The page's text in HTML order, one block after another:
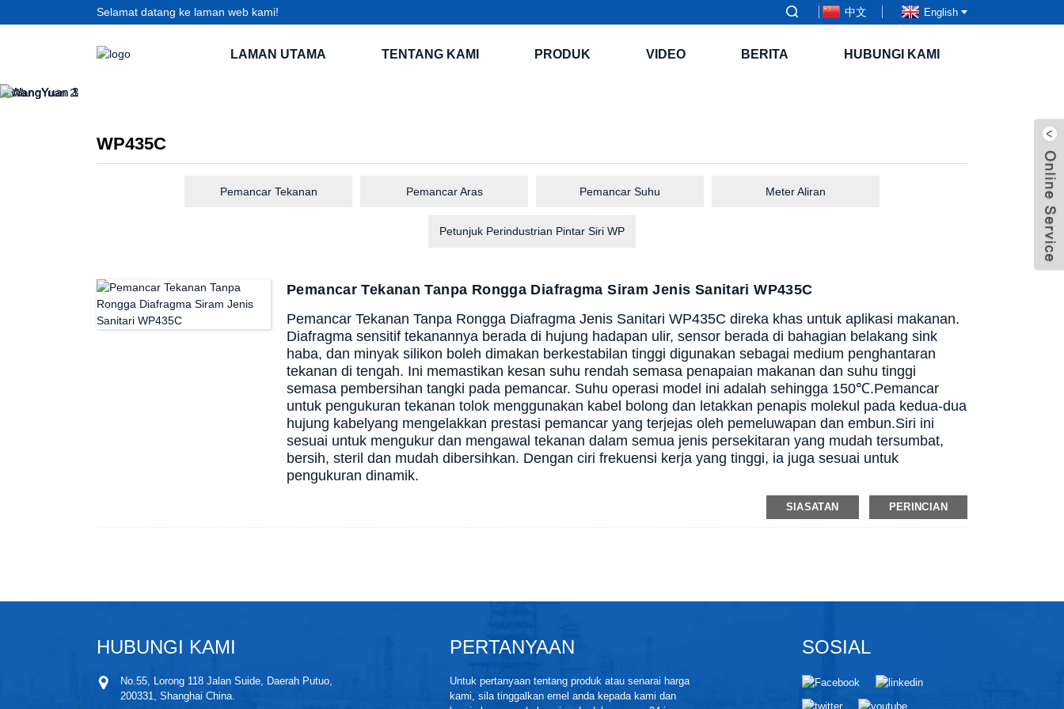
Selamat datang ke laman web kami! 中文 English
LAMAN UTAMA TENTANG KAMI PRODUK VIDEO BERITA HUBUNGI KAMI
WP435C
Pemancar Tekanan Pemancar Aras Pemancar Suhu Meter Aliran
Petunjuk Perindustrian Pintar Siri WP
Pemancar Tekanan Tanpa Rongga Diafragma Siram Jenis Sanitari WP435C
Pemancar Tekanan Tanpa Rongga Diafragma Jenis Sanitari WP435C direka khas untuk aplikasi makanan.
Diafragma sensitif tekanannya berada di hujung hadapan ulir, sensor berada di bahagian belakang sink
haba, dan minyak silikon boleh dimakan berkestabilan tinggi digunakan sebagai medium penghantaran
tekanan di tengah. Ini memastikan kesan suhu rendah semasa penapaian makanan dan suhu tinggi
semasa pembersihan tangki pada pemancar. Suhu operasi model ini adalah sehingga 150℃.Pemancar
untuk pengukuran tekanan tolok menggunakan kabel bolong dan letakkan penapis molekul pada kedua-dua
hujung kabelyang mengelakkan prestasi pemancar yang terjejas oleh pemeluwapan dan embun.Siri ini
sesuai untuk mengukur dan mengawal tekanan dalam semua jenis persekitaran yang mudah tersumbat,
bersih, steril dan mudah dibersihkan. Dengan ciri frekuensi kerja yang tinggi, ia juga sesuai untuk
pengukuran dinamik.
SIASATAN PERINCIAN
HUBUNGI KAMI
No.55, Lorong 118 Jalan Suide, Daerah Putuo,
200331, Shanghai China.
PERTANYAAN
Untuk pertanyaan tentang produk atau senarai harga
kami, sila tinggalkan emel anda kepada kami dan
SOSIAL